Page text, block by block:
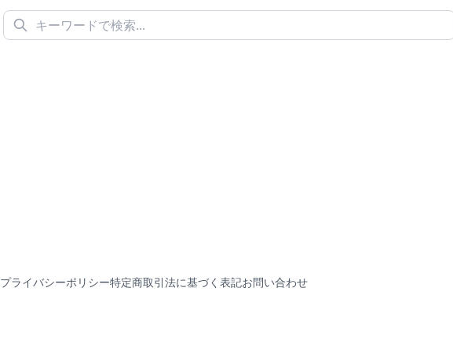
プライバシーポリシー特定商取引法に基づく表記お問い合わせ